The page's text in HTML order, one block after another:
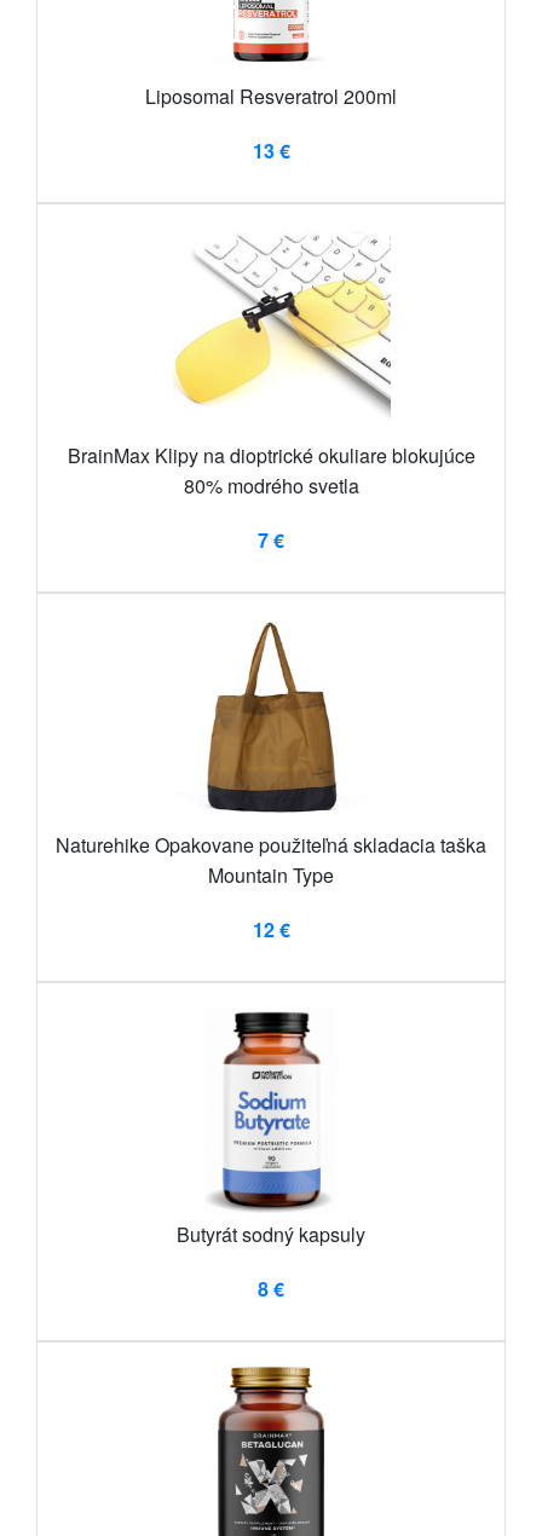
Liposomal Resveratrol 200ml
13 €
BrainMax Klipy na dioptrické okuliare blokujúce
80% modrého svetla
7 €
Naturehike Opakovane použiteľná skladacia taška
Mountain Type
12 €
Butyrát sodný kapsuly
8 €